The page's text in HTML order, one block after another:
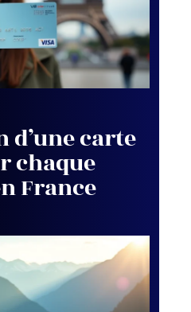
d’une carte
chaque
France